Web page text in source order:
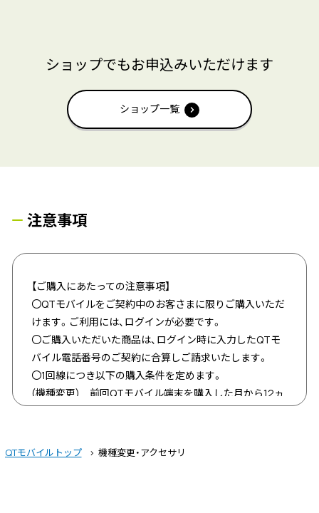
ショップでもお申込みいただけます
ショップ一覧
注意事項
【ご購入にあたっての注意事項】
〇QTモバイルをご契約中のお客さまに限りご購入いただ
けます。ご利用には、ログインが必要です。
〇ご購入いただいた商品は、ログイン時に入力したQTモ
バイル電話番号のご契約に合算しご請求いたします。
〇1回線につき以下の購入条件を定めます。
(機種変更) 前回QTモバイル端末を購入した月から12ヵ
月が経過していること
サリが合計5商品まで
QTモバイルトップ 機種変更・アクセサリ